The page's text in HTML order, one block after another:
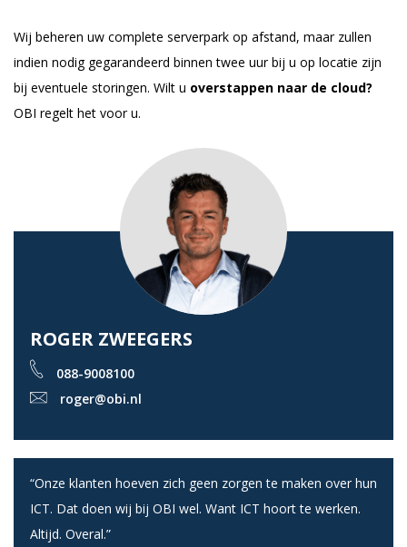
Wij beheren uw complete serverpark op afstand, maar zullen
indien nodig gegarandeerd binnen twee uur bij u op locatie zijn
bij eventuele storingen. Wilt u overstappen naar de cloud?
OBI regelt het voor u.
ROGER ZWEEGERS
088-9008100
roger@obi.nl
“Onze klanten hoeven zich geen zorgen te maken over hun
ICT. Dat doen wij bij OBI wel. Want ICT hoort te werken.
Altijd. Overal.”